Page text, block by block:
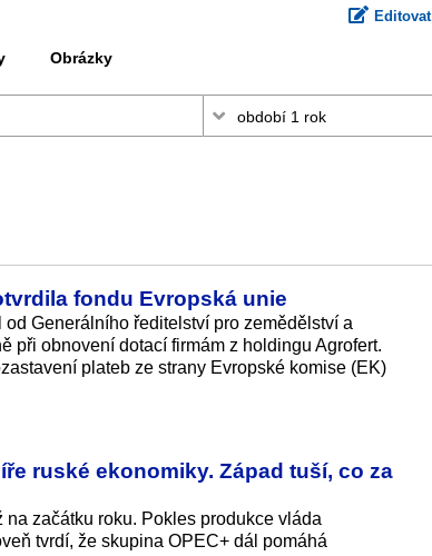
Editovat
Obrázky
fondu Evropská unie
Generálního ředitelství pro zemědělství a
při obnovení dotací firmám z holdingu Agrofert.
plateb ze strany Evropské komise (EK)
ruské ekonomiky. Západ tuší, co za
začátku roku. Pokles produkce vláda
tvrdí, že skupina OPEC+ dál pomáhá